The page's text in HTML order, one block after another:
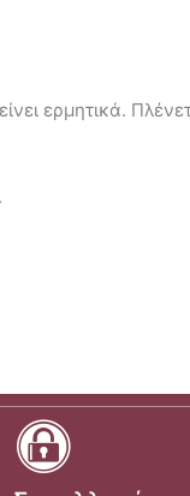
ερμητικά.